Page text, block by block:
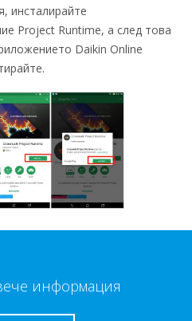
инсталирайте
Project Runtime, а след това
Daikin Online
информация